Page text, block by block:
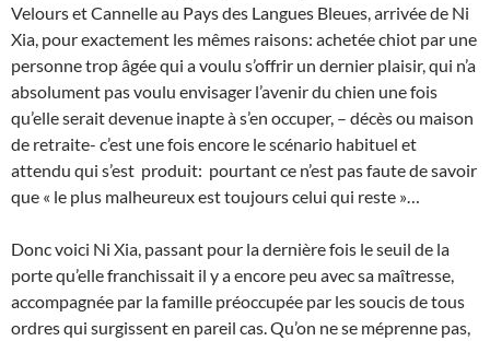
Velours et Cannelle au Pays des Langues Bleues, arrivée de Ni
Xia, pour exactement les mêmes raisons: achetée chiot par une
personne trop âgée qui a voulu s’offrir un dernier plaisir, qui n’a
absolument pas voulu envisager l’avenir du chien une fois
qu’elle serait devenue inapte à s’en occuper, – décès ou maison
de retraite- c’est une fois encore le scénario habituel et
attendu qui s’est produit: pourtant ce n’est pas faute de savoir
que « le plus malheureux est toujours celui qui reste »…
Donc voici Ni Xia, passant pour la dernière fois le seuil de la
porte qu’elle franchissait il y a encore peu avec sa maîtresse,
accompagnée par la famille préoccupée par les soucis de tous
ordres qui surgissent en pareil cas. Qu’on ne se méprenne pas,